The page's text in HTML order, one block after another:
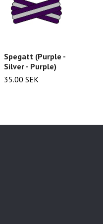
Spegatt (Purple -
Silver - Purple)
35.00 SEK